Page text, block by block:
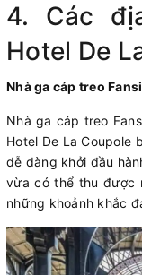
4. Các
Hotel De
Nhà ga cáp treo
Nhà ga cáp treo
Hotel De La Coupole
dễ dàng khởi đầu
vừa có thể thu được
những khoảnh khắc